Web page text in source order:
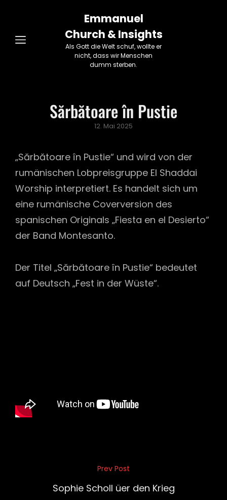
Emmanuel
Church & Insights
Als Gott die Welt schuf, wollte er
nicht, dass wir Menschen
dumm sterben.
Sărbătoare în Pustie
Posted
12. Mai 2025
„Sărbătoare în Pustie“ und wird von der
rumänischen Lobpreisgruppe El Shaddai
Worship interpretiert. Es handelt sich um
eine rumänische Coverversion des
spanischen Originals „Fiesta en el Desierto“
der Band Montesanto.
Der Titel „Sărbătoare în Pustie“ bedeutet
auf Deutsch „Fest in der Wüste“.
Beitragsnavigation
Prev Post
Sophie Scholl üer den Krieg